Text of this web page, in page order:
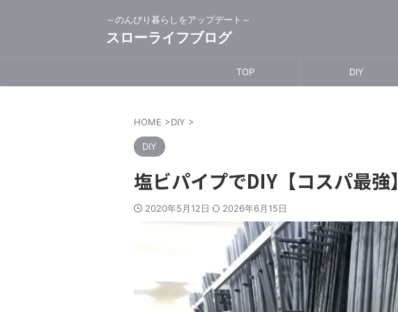
～のんびり暮らしをアップデート～
スローライフブログ
TOP DIY
HOME >DIY >
DIY
塩ビパイプでDIY【コスパ最強】
2020年5月12日 2026年6月15日